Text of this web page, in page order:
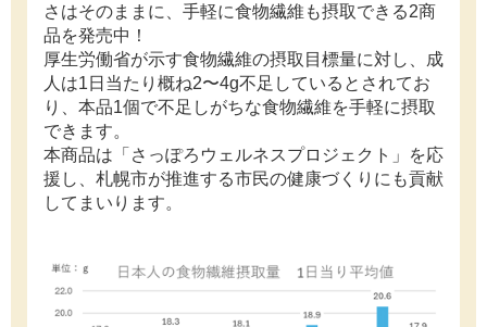
さはそのままに、手軽に食物繊維も摂取できる2商
品を発売中！
厚生労働省が示す食物繊維の摂取目標量に対し、成
人は1日当たり概ね2〜4g不足しているとされてお
り、本品1個で不足しがちな食物繊維を手軽に摂取
できます。
本商品は「さっぽろウェルネスプロジェクト」を応
援し、札幌市が推進する市民の健康づくりにも貢献
してまいります。